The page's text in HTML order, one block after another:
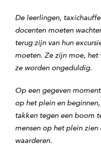
De leerlingen,
docenten moeten
terug zijn van hun
moeten. Ze zijn moe, het
ze worden ongeduldig.
Op een gegeven
op het plein en
takken tegen een boom
mensen op het plein
waarderen.